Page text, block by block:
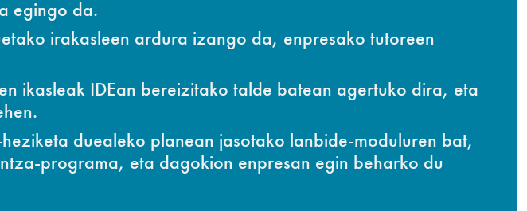
egingo da.
irakasleen ardura izango da, enpresako tutoreen
ikasleak IDEan bereizitako talde batean agertuko dira, eta
duealeko planean jasotako lanbide-moduluren bat,
programa, eta dagokion enpresan egin beharko du